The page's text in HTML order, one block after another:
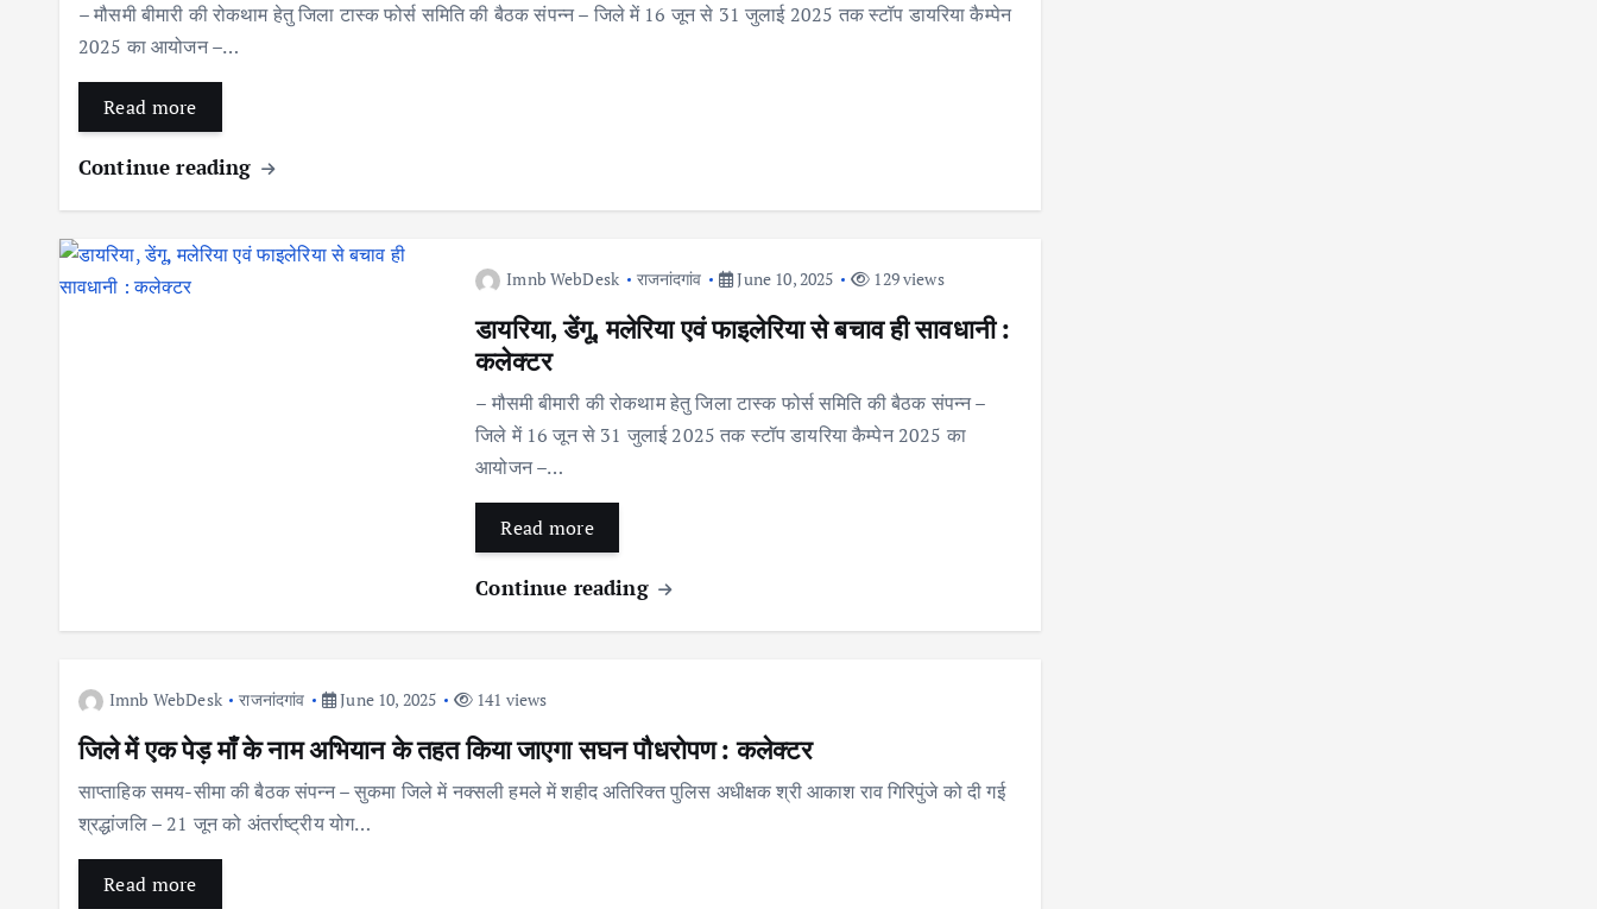
– मौसमी बीमारी की रोकथाम हेतु जिला टास्क फोर्स समिति की बैठक संपन्न – जिले में 16 जून से 31 जुलाई 2025 तक स्टॉप डायरिया कैम्पेन
2025 का आयोजन –…
Read more
Continue reading
Imnb WebDesk राजनांदगांव June 10, 2025 129 views
डायरिया, डेंगू, मलेरिया एवं फाइलेरिया से बचाव ही सावधानी :
कलेक्टर
– मौसमी बीमारी की रोकथाम हेतु जिला टास्क फोर्स समिति की बैठक संपन्न –
जिले में 16 जून से 31 जुलाई 2025 तक स्टॉप डायरिया कैम्पेन 2025 का
आयोजन –…
Read more
Continue reading
Imnb WebDesk राजनांदगांव June 10, 2025 141 views
जिले में एक पेड़ माँ के नाम अभियान के तहत किया जाएगा सघन पौधरोपण : कलेक्टर
साप्ताहिक समय-सीमा की बैठक संपन्न – सुकमा जिले में नक्सली हमले में शहीद अतिरिक्त पुलिस अधीक्षक श्री आकाश राव गिरिपुंजे को दी गई
श्रद्धांजलि – 21 जून को अंतर्राष्ट्रीय योग…
Read more